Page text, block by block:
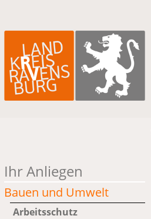
Ihr Anliegen
Bauen und Umwelt
Arbeitsschutz